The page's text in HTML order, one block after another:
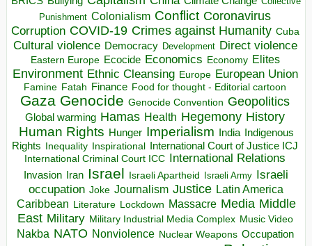
Punishment Colonialism Conflict Coronavirus
Corruption COVID-19 Crimes against Humanity Cuba
Cultural violence Democracy Development Direct violence
Eastern Europe Ecocide Economics Economy Elites
Environment Ethnic Cleansing Europe European Union
Famine Fatah Finance Food for thought - Editorial cartoon
Gaza Genocide Genocide Convention Geopolitics
Global warming Hamas Health Hegemony History
Human Rights Hunger Imperialism India Indigenous
Rights
Inequality Inspirational
International Court of Justice ICJ
International Criminal Court ICC International Relations
Invasion Iran Israel Israeli Apartheid Israeli Army Israeli
occupation Joke Journalism Justice Latin America
Caribbean
Literature Lockdown Massacre Media Middle
East Military Military Industrial Media Complex Music Video
Nakba NATO Nonviolence Nuclear Weapons Occupation